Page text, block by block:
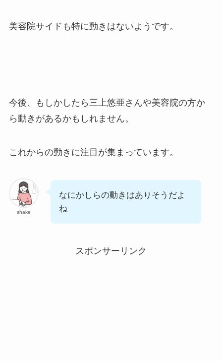
美容院サイドも特に動きはないようです。
今後、もしかしたら三上悠亜さんや美容院の方か
ら動きがあるかもしれません。
これからの動きに注目が集まっています。
shake
なにかしらの動きはありそうだよ
ね
スポンサーリンク